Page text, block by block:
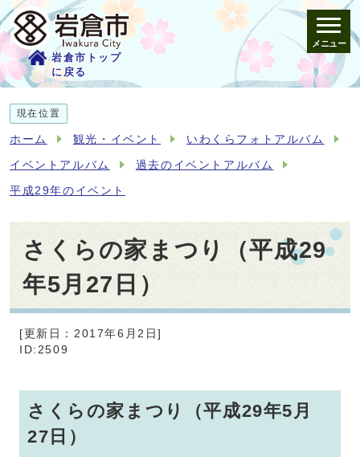
岩倉市トップ
に戻る
メニュー
現在位置
ホーム 観光・イベント いわくらフォトアルバム
イベントアルバム 過去のイベントアルバム
平成29年のイベント
さくらの家まつり（平成29
年5月27日）
[更新日：2017年6月2日]
ID:2509
さくらの家まつり（平成29年5月
27日）